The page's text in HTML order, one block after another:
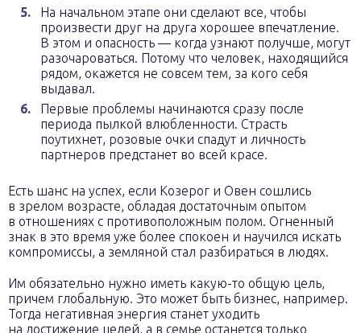
На начальном этапе они сделают все, чтобы
произвести друг на друга хорошее впечатление.
В этом и опасность — когда узнают получше, могут
разочароваться. Потому что человек, находящийся
рядом, окажется не совсем тем, за кого себя
выдавал.
Первые проблемы начинаются сразу после
периода пылкой влюбленности. Страсть
поутихнет, розовые очки спадут и личность
партнеров предстанет во всей красе.
Есть шанс на успех, если Козерог и Овен сошлись
в зрелом возрасте, обладая достаточным опытом
в отношениях с противоположным полом. Огненный
знак в это время уже более спокоен и научился искать
компромиссы, а земляной стал разбираться в людях.
Им обязательно нужно иметь какую-то общую цель,
причем глобальную. Это может быть бизнес, например.
Тогда негативная энергия станет уходить
на достижение целей, а в семье останется только